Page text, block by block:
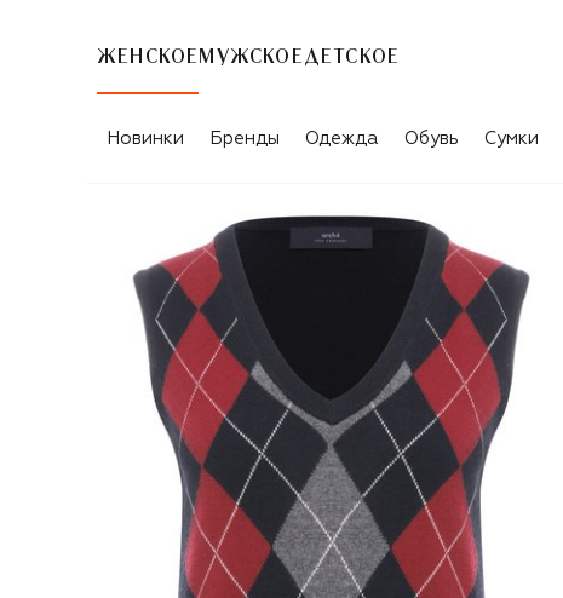
ЖЕНСКОЕ МУЖСКОЕ ДЕТСКОЕ
Новинки Бренды Одежда Обувь Сумки